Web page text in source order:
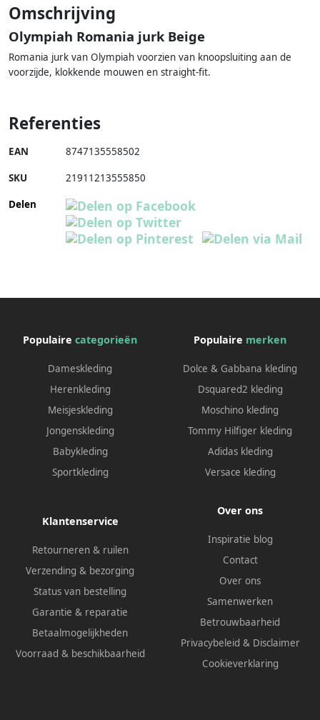
Omschrijving
Olympiah Romania jurk Beige
Romania jurk van Olympiah voorzien van knoopsluiting aan de
voorzijde, klokkende mouwen en straight-fit.
Referenties
EAN 8747135558502
SKU 21911213555850
Delen
Populaire categorieën
Dameskleding
Herenkleding
Meisjeskleding
Jongenskleding
Babykleding
Sportkleding
Populaire merken
Dolce & Gabbana kleding
Dsquared2 kleding
Moschino kleding
Tommy Hilfiger kleding
Adidas kleding
Versace kleding
Klantenservice
Retourneren & ruilen
Verzending & bezorging
Status van bestelling
Garantie & reparatie
Betaalmogelijkheden
Voorraad & beschikbaarheid
Over ons
Inspiratie blog
Contact
Over ons
Samenwerken
Betrouwbaarheid
Privacybeleid & Disclaimer
Cookieverklaring